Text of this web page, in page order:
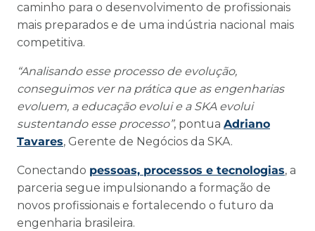
caminho para o desenvolvimento de profissionais
mais preparados e de uma indústria nacional mais
competitiva.
“Analisando esse processo de evolução,
conseguimos ver na prática que as engenharias
evoluem, a educação evolui e a SKA evolui
sustentando esse processo”, pontua Adriano
Tavares, Gerente de Negócios da SKA.
Conectando pessoas, processos e tecnologias, a
parceria segue impulsionando a formação de
novos profissionais e fortalecendo o futuro da
engenharia brasileira.